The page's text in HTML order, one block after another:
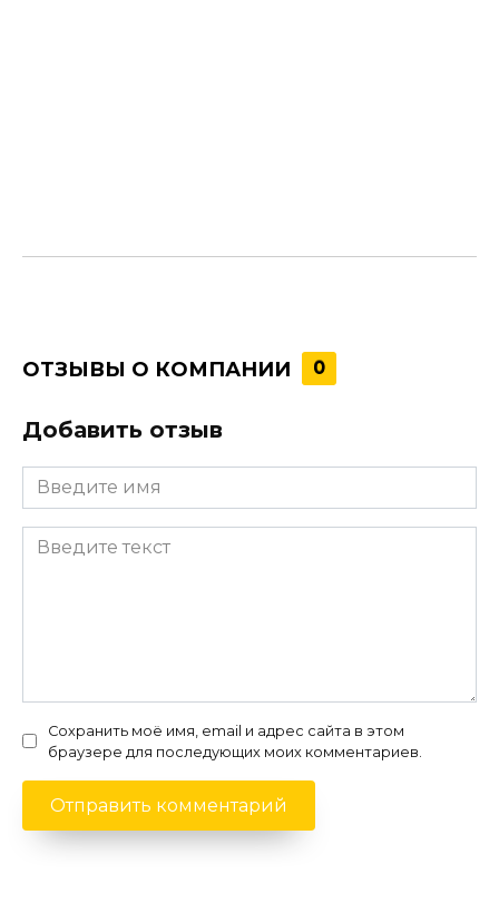
ОТЗЫВЫ О КОМПАНИИ 0
Добавить отзыв
Сохранить моё имя, email и адрес сайта в этом
браузере для последующих моих комментариев.